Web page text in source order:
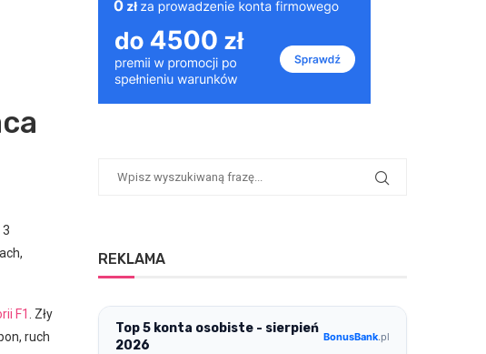
F1
. Zły
ruch
REKLAMA
Top 5 konta osobiste - sierpień
2026
BonusBank.pl